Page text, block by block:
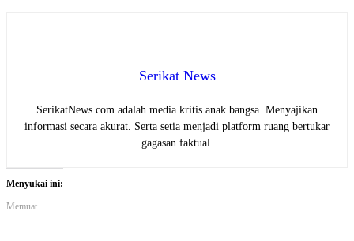
Serikat News
SerikatNews.com adalah media kritis anak bangsa. Menyajikan
informasi secara akurat. Serta setia menjadi platform ruang bertukar
gagasan faktual.
Menyukai ini:
Memuat...